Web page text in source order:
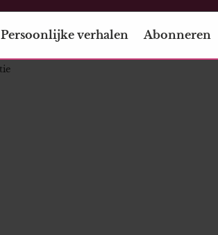
Persoonlijke verhalen Abonneren